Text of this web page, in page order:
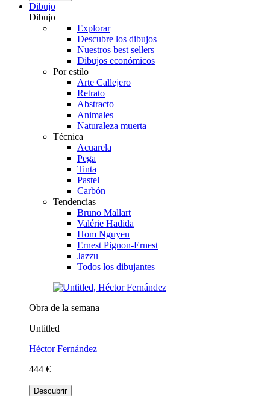
Dibujo
Dibujo
Explorar
Descubre los dibujos
Nuestros best sellers
Dibujos económicos
Por estilo
Arte Callejero
Retrato
Abstracto
Animales
Naturaleza muerta
Técnica
Acuarela
Pega
Tinta
Pastel
Carbón
Tendencias
Bruno Mallart
Valérie Hadida
Hom Nguyen
Ernest Pignon-Ernest
Jazzu
Todos los dibujantes
Obra de la semana
Untitled
Héctor Fernández
444 €
Descubrir